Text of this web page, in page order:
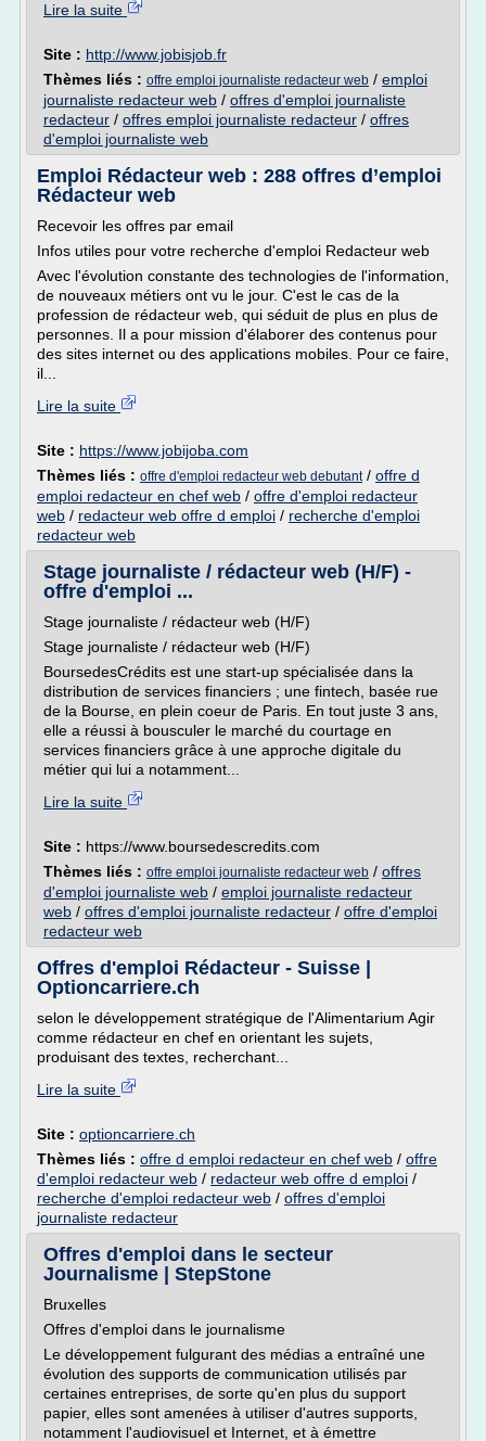
Lire la suite
Site : http://www.jobisjob.fr
Thèmes liés : offre emploi journaliste redacteur web / emploi
journaliste redacteur web / offres d'emploi journaliste
redacteur / offres emploi journaliste redacteur / offres
d'emploi journaliste web
Emploi Rédacteur web : 288 offres d’emploi
Rédacteur web
Recevoir les offres par email
Infos utiles pour votre recherche d'emploi Redacteur web
Avec l'évolution constante des technologies de l'information,
de nouveaux métiers ont vu le jour. C'est le cas de la
profession de rédacteur web, qui séduit de plus en plus de
personnes. Il a pour mission d'élaborer des contenus pour
des sites internet ou des applications mobiles. Pour ce faire,
il...
Lire la suite
Site : https://www.jobijoba.com
Thèmes liés : offre d'emploi redacteur web debutant/ offre d
emploi redacteur en chef web / offre d'emploi redacteur
web / redacteur web offre d emploi / recherche d'emploi
redacteur web
Stage journaliste / rédacteur web (H/F) -
offre d'emploi ...
Stage journaliste / rédacteur web (H/F)
Stage journaliste / rédacteur web (H/F)
BoursedesCrédits est une start-up spécialisée dans la
distribution de services financiers ; une fintech, basée rue
de la Bourse, en plein coeur de Paris. En tout juste 3 ans,
elle a réussi à bousculer le marché du courtage en
services financiers grâce à une approche digitale du
métier qui lui a notamment...
Lire la suite
Site : https://www.boursedescredits.com
Thèmes liés : offre emploi journaliste redacteur web / offres
d'emploi journaliste web / emploi journaliste redacteur
web / offres d'emploi journaliste redacteur / offre d'emploi
redacteur web
Offres d'emploi Rédacteur - Suisse |
Optioncarriere.ch
selon le développement stratégique de l'Alimentarium Agir
comme rédacteur en chef en orientant les sujets,
produisant des textes, recherchant...
Lire la suite
Site : optioncarriere.ch
Thèmes liés : offre d emploi redacteur en chef web / offre
d'emploi redacteur web / redacteur web offre d emploi /
recherche d'emploi redacteur web / offres d'emploi
journaliste redacteur
Offres d'emploi dans le secteur
Journalisme | StepStone
Bruxelles
Offres d'emploi dans le journalisme
Le développement fulgurant des médias a entraîné une
évolution des supports de communication utilisés par
certaines entreprises, de sorte qu'en plus du support
papier, elles sont amenées à utiliser d'autres supports,
notamment l'audiovisuel et Internet, et à émettre